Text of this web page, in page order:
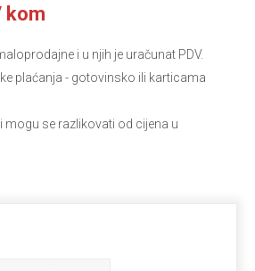
kom
i u njih je uračunat PDV.
plaćanja - gotovinsko ili karticama
mogu se razlikovati od cijena u